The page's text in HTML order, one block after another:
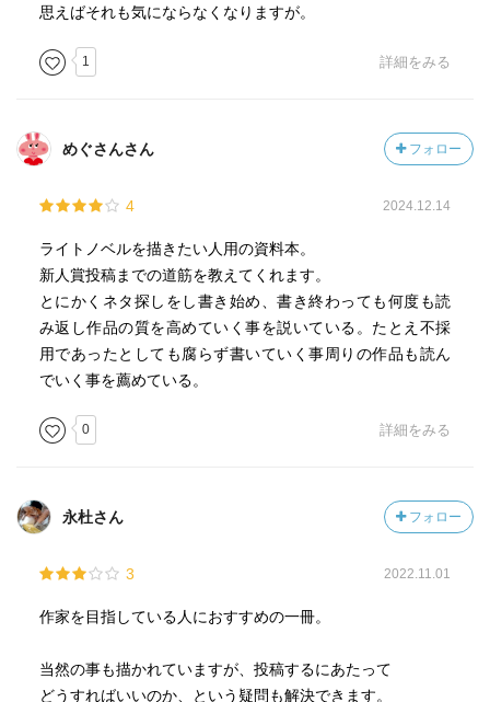
思えばそれも気にならなくなりますが。
1 詳細をみる
めぐさんさん フォロー
4 2024.12.14
ライトノベルを描きたい人用の資料本。
新人賞投稿までの道筋を教えてくれます。
とにかくネタ探しをし書き始め、書き終わっても何度も読
み返し作品の質を高めていく事を説いている。たとえ不採
用であったとしても腐らず書いていく事周りの作品も読ん
でいく事を薦めている。
0 詳細をみる
永杜さん フォロー
3 2022.11.01
作家を目指している人におすすめの一冊。
当然の事も描かれていますが、投稿するにあたって
どうすればいいのか、という疑問も解決できます。